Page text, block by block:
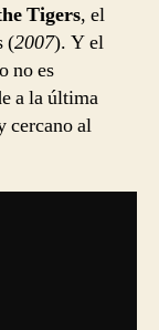
Tigers, el
(2007). Y el
no es
a la última
cercano al